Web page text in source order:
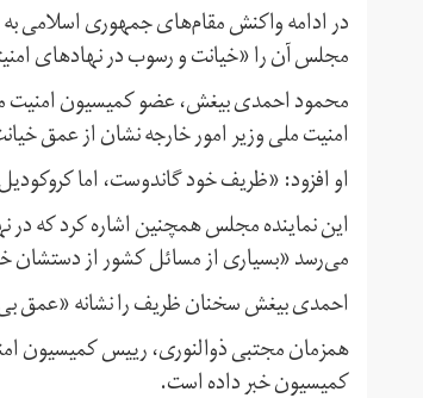
در ادامه واکنش‌ مقام‌های جمهوری
مجلس آن را «خیانت و رسوب در نهادهای
محمود احمدی بیغش، عضو کمیسیون
امنیت ملی وزیر امور خارجه نشان از عمق
او افزود: «ظریف خود گاندوست، اما
این نماینده مجلس همچنین اشاره کرد که
می‌رسد «بسیاری از مسائل کشور از
احمدی بیغش سخنان ظریف را نشانه «عمق
همزمان مجتبی ذوالنوری،‌ رییس کمیسیون
کمیسیون خبر داده است.